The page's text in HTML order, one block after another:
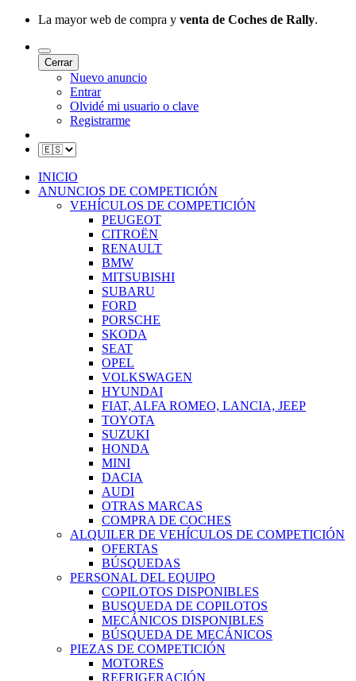
La mayor web de compra y venta de Coches de Rally.
Cerrar
Nuevo anuncio
Entrar
Olvidé mi usuario o clave
Registrarme
INICIO
ANUNCIOS DE COMPETICIÓN
VEHÍCULOS DE COMPETICIÓN
PEUGEOT
CITROËN
RENAULT
BMW
MITSUBISHI
SUBARU
FORD
PORSCHE
SKODA
SEAT
OPEL
VOLKSWAGEN
HYUNDAI
FIAT, ALFA ROMEO, LANCIA, JEEP
TOYOTA
SUZUKI
HONDA
MINI
DACIA
AUDI
OTRAS MARCAS
COMPRA DE COCHES
ALQUILER DE VEHÍCULOS DE COMPETICIÓN
OFERTAS
BÚSQUEDAS
PERSONAL DEL EQUIPO
COPILOTOS DISPONIBLES
BUSQUEDA DE COPILOTOS
MECÁNICOS DISPONIBLES
BÚSQUEDA DE MECÁNICOS
PIEZAS DE COMPETICIÓN
MOTORES
REFRIGERACIÓN